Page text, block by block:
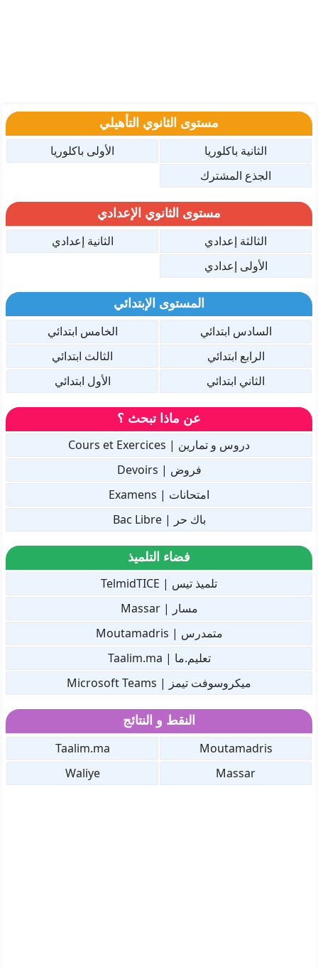
مستوى الثانوي التأهيلي
الثانية باكلوريا
الأولى باكلوريا
الجذع المشترك
مستوى الثانوي الإعدادي
الثالثة إعدادي
الثانية إعدادي
الأولى إعدادي
المستوى الإبتدائي
السادس ابتدائي
الخامس ابتدائي
الرابع ابتدائي
الثالث ابتدائي
الثاني ابتدائي
الأول ابتدائي
عن ماذا تبحث ؟
دروس و تمارين | Cours et Exercices
فروض | Devoirs
امتحانات | Examens
باك حر | Bac Libre
فضاء التلميذ
تلميذ تيس | TelmidTICE
مسار | Massar
متمدرس | Moutamadris
تعليم.ما | Taalim.ma
ميكروسوفت تيمز | Microsoft Teams
النقط و النتائج
Moutamadris
Taalim.ma
Massar
Waliye